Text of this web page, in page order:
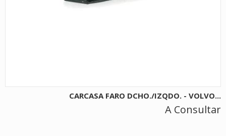
CARCASA FARO DCHO./IZQDO. - VOLVO...
A Consultar